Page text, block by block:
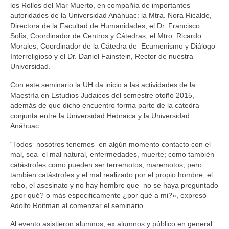
los Rollos del Mar Muerto, en compañía de importantes
autoridades de la Universidad Anáhuac: la Mtra. Nora Ricalde,
Directora de la Facultad de Humanidades; el Dr. Francisco
Solís, Coordinador de Centros y Cátedras; el Mtro. Ricardo
Morales, Coordinador de la Cátedra de Ecumenismo y Diálogo
Interreligioso y el Dr. Daniel Fainstein, Rector de nuestra
Universidad.
Con este seminario la UH da inicio a las actividades de la
Maestría en Estudios Judaicos del semestre otoño 2015,
además de que dicho encuentro forma parte de la cátedra
conjunta entre la Universidad Hebraica y la Universidad
Anáhuac.
“Todos nosotros tenemos en algún momento contacto con el
mal, sea el mal natural, enfermedades, muerte; como también
catástrofes como pueden ser terremotos, maremotos, pero
tambien catástrofes y el mal realizado por el propio hombre, el
robo, el asesinato y no hay hombre que no se haya preguntado
¿por qué? o más especificamente ¿por qué a mi?», expresó
Adolfo Roitman al comenzar el seminario.
Al evento asistieron alumnos, ex alumnos y público en general